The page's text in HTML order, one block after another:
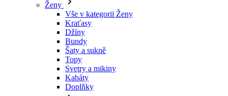
Ženy
Vše v kategorii Ženy
Kraťasy
Džíny
Bundy
Šaty a sukně
Topy
Svetry a mikiny
Kabáty
Doplňky